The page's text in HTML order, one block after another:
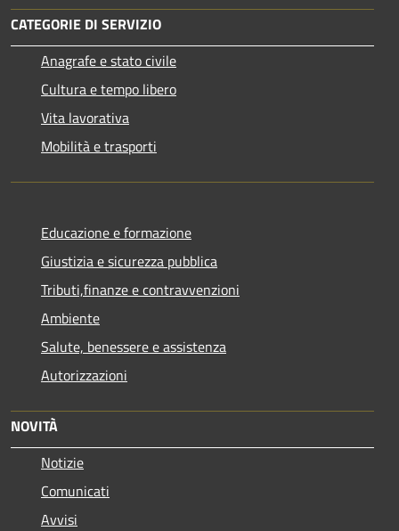
CATEGORIE DI SERVIZIO
Anagrafe e stato civile
Cultura e tempo libero
Vita lavorativa
Mobilità e trasporti
Educazione e formazione
Giustizia e sicurezza pubblica
Tributi,finanze e contravvenzioni
Ambiente
Salute, benessere e assistenza
Autorizzazioni
NOVITÀ
Notizie
Comunicati
Avvisi